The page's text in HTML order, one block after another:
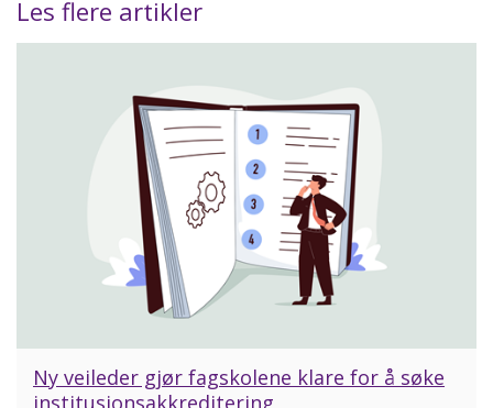
Les flere artikler
Ny veileder gjør fagskolene klare for å søke